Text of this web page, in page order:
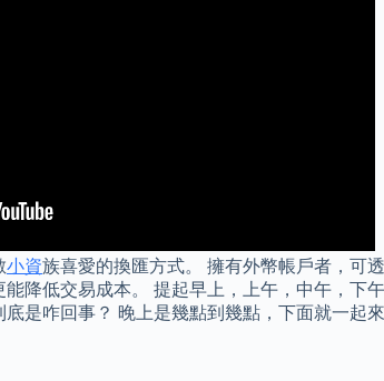
小資族喜愛的換匯方式。 擁有外幣帳戶者，可
降低交易成本。 提起早上，上午，中午，下
是咋回事？ 晚上是幾點到幾點，下面就一起